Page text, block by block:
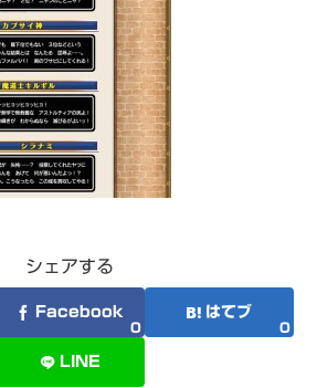
シェアする
Facebook
0
はてブ
0
LINE